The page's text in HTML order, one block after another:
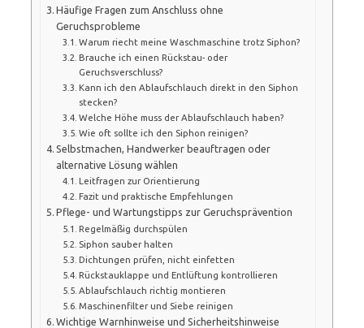
Häufige Fragen zum Anschluss ohne
Geruchsprobleme
Warum riecht meine Waschmaschine trotz Siphon?
Brauche ich einen Rückstau- oder
Geruchsverschluss?
Kann ich den Ablaufschlauch direkt in den Siphon
stecken?
Welche Höhe muss der Ablaufschlauch haben?
Wie oft sollte ich den Siphon reinigen?
Selbstmachen, Handwerker beauftragen oder
alternative Lösung wählen
Leitfragen zur Orientierung
Fazit und praktische Empfehlungen
Pflege- und Wartungstipps zur Geruchsprävention
Regelmäßig durchspülen
Siphon sauber halten
Dichtungen prüfen, nicht einfetten
Rückstauklappe und Entlüftung kontrollieren
Ablaufschlauch richtig montieren
Maschinenfilter und Siebe reinigen
Wichtige Warnhinweise und Sicherheitshinweise